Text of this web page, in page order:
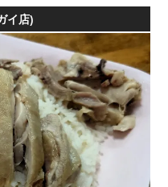
イ店)